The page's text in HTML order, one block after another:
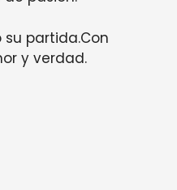
partida.Con
y verdad.